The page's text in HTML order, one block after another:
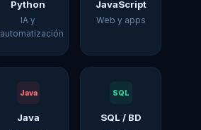
Python
IA y
automatización
JavaScript
Web y apps
Java
Java
SQL
SQL / BD